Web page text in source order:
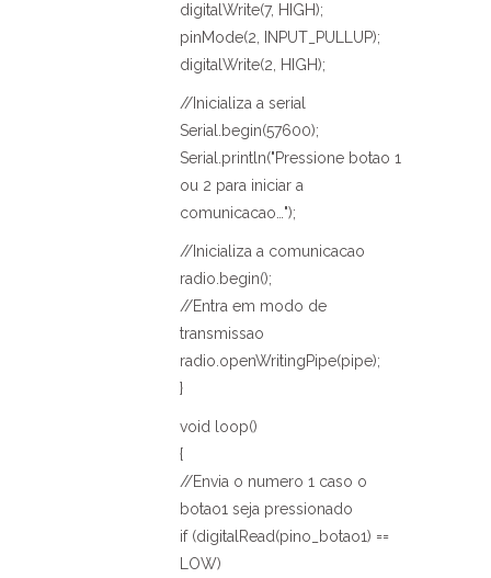
digitalWrite(7, HIGH);
pinMode(2, INPUT_PULLUP);
digitalWrite(2, HIGH);
//Inicializa a serial
Serial.begin(57600);
Serial.println("Pressione botao 1
ou 2 para iniciar a
comunicacao…");
//Inicializa a comunicacao
radio.begin();
//Entra em modo de
transmissao
radio.openWritingPipe(pipe);
}
void loop()
{
//Envia o numero 1 caso o
botao1 seja pressionado
if (digitalRead(pino_botao1) ==
LOW)